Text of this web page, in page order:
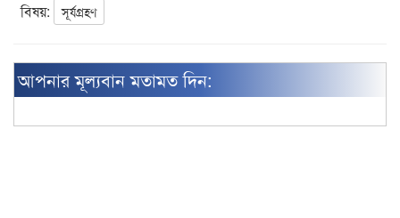
বিষয়: সূর্যগ্রহণ
আপনার মূল্যবান মতামত দিন: